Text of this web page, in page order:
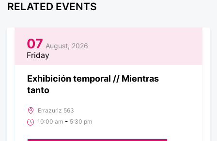
RELATED EVENTS
07 August, 2026
Friday
Exhibición temporal // Mientras
tanto
Errazuriz 563
10:00 am - 5:30 pm